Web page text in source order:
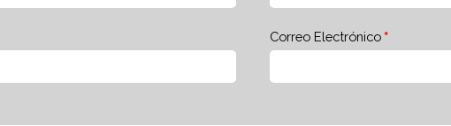
Correo Electrónico